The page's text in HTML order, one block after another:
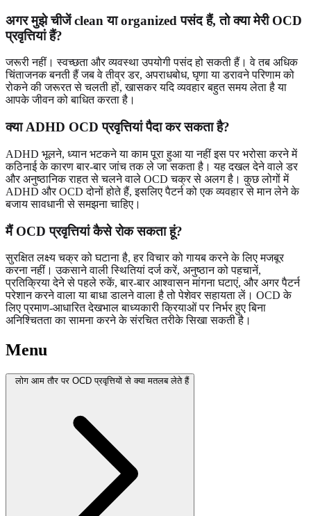
अगर मुझे चीजें clean या organized पसंद हैं, तो क्या मेरी OCD
प्रवृत्तियां हैं?
जरूरी नहीं। स्वच्छता और व्यवस्था उपयोगी पसंद हो सकती हैं। वे तब अधिक
चिंताजनक बनती हैं जब वे तीव्र डर, अपराधबोध, घृणा या डरावने परिणाम को
रोकने की जरूरत से चलती हों, खासकर यदि व्यवहार बहुत समय लेता है या
आपके जीवन को बाधित करता है।
क्या ADHD OCD प्रवृत्तियां पैदा कर सकता है?
ADHD भूलने, ध्यान भटकने या काम पूरा हुआ या नहीं इस पर भरोसा करने में
कठिनाई के कारण बार-बार जांच तक ले जा सकता है। यह दखल देने वाले डर
और अनुष्ठानिक राहत से चलने वाले OCD चक्र से अलग है। कुछ लोगों में
ADHD और OCD दोनों होते हैं, इसलिए पैटर्न को एक व्यवहार से मान लेने के
बजाय सावधानी से समझना चाहिए।
मैं OCD प्रवृत्तियां कैसे रोक सकता हूं?
सुरक्षित लक्ष्य चक्र को घटाना है, हर विचार को गायब करने के लिए मजबूर
करना नहीं। उकसाने वाली स्थितियां दर्ज करें, अनुष्ठान को पहचानें,
प्रतिक्रिया देने से पहले रुकें, बार-बार आश्वासन मांगना घटाएं, और अगर पैटर्न
परेशान करने वाला या बाधा डालने वाला है तो पेशेवर सहायता लें। OCD के
लिए प्रमाण-आधारित देखभाल बाध्यकारी क्रियाओं पर निर्भर हुए बिना
अनिश्चितता का सामना करने के संरचित तरीके सिखा सकती है।
Menu
लोग आम तौर पर OCD प्रवृत्तियों से क्या मतलब लेते हैं